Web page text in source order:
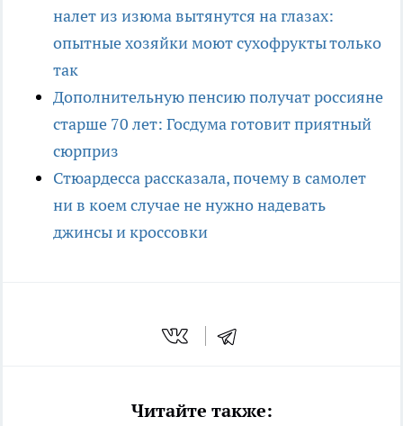
налет из изюма вытянутся на глазах:
опытные хозяйки моют сухофрукты только
так
Дополнительную пенсию получат россияне
старше 70 лет: Госдума готовит приятный
сюрприз
Стюардесса рассказала, почему в самолет
ни в коем случае не нужно надевать
джинсы и кроссовки
Читайте также: